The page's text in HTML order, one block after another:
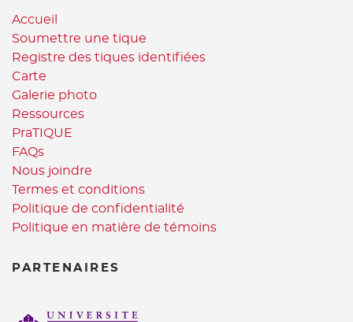
Accueil
Soumettre une tique
Registre des tiques identifiées
Carte
Galerie photo
Ressources
PraTIQUE
FAQs
Nous joindre
Termes et conditions
Politique de confidentialité
Politique en matière de témoins
PARTENAIRES